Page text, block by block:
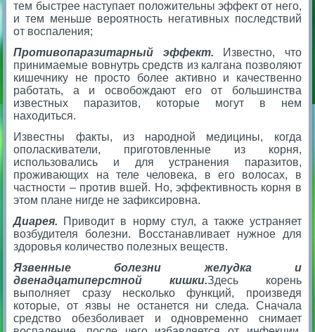
тем быстрее наступает положительны эффект от него,
и тем меньше вероятность негативных последствий
от воспаления;
Противопаразитарный эффект.
Известно, что
принимаемые вовнутрь средств из калгана позволяют
кишечнику не просто более активно и качественно
работать, а и освобождают его от большинства
известных паразитов, которые могут в нем
находиться.
Известны факты, из народной медицины, когда
ополаскиватели, приготовленные из корня,
использовались и для устранения паразитов,
проживающих на теле человека, в его волосах, в
частности – против вшей. Но, эффективность корня в
этом плане нигде не зафиксировна.
Диарея. Приводит в норму стул, а также устраняет
возбудителя болезни. Восстанавливает нужное для
здоровья количество полезных веществ.
Язвенные болезни желудка и
двенадцатиперстной кишки.Здесь корень
выполняет сразу несколько функций, произведя
которые, от язвы не останется ни следа. Сначала
средство обезболивает и одновременно снимает